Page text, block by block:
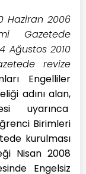
Haziran 2006
Gazetede
Ağustos 2010
revize
Engelliler
adını alan,
uyarınca
Birimleri
kurulması
Nisan 2008
Engelsiz